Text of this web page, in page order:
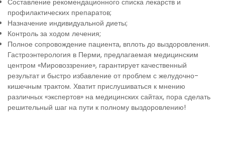
Составление рекомендационного списка лекарств и
профилактических препаратов;
Назначение индивидуальной диеты;
Контроль за ходом лечения;
Полное сопровождение пациента, вплоть до выздоровления.
Гастроэнтерология в Перми, предлагаемая медицинским
центром «Мировоззрение», гарантирует качественный
результат и быстро избавление от проблем с желудочно-
кишечным трактом. Хватит прислушиваться к мнению
различных «экспертов» на медицинских сайтах, пора сделать
решительный шаг на пути к полному выздоровлению!